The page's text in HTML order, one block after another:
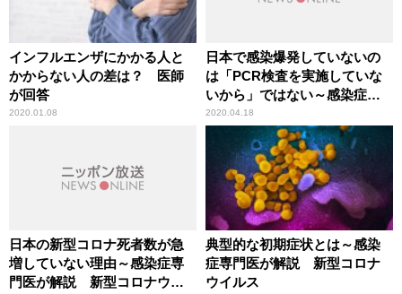
インフルエンザにかかる人と
かからない人の差は？ 医師
が回答
2020.01.08
日本で感染爆発していないの
は「PCR検査を実施していな
いから」ではない～感染症専
門医が解説 新型コロナウイ
2020.04.18
日本の新型コロナ死者数が急
増していない理由～感染症専
門医が解説 新型コロナウイ
典型的な初期症状とは～感染
症専門医が解説 新型コロナ
ウイルス